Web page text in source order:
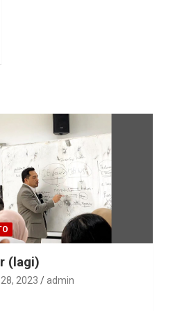
(lagi)
2023 admin